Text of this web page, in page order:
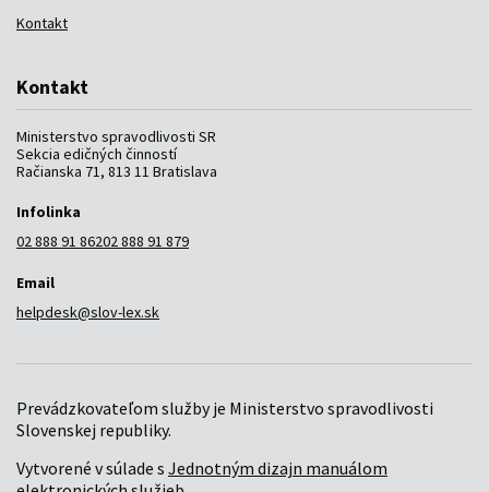
Kontakt
Kontakt
Ministerstvo spravodlivosti SR
Sekcia edičných činností
Račianska 71, 813 11 Bratislava
Infolinka
02 888 91 86202 888 91 879
Email
helpdesk@slov-lex.sk
Prevádzkovateľom služby je Ministerstvo spravodlivosti
Slovenskej republiky.
Vytvorené v súlade s Jednotným dizajn manuálom